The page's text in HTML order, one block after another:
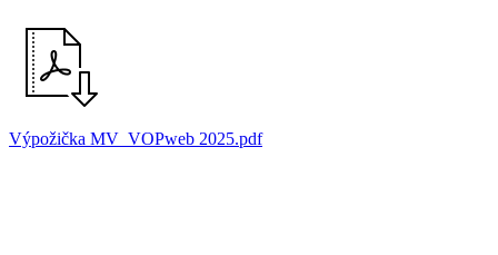
Výpožička MV_VOPweb 2025.pdf